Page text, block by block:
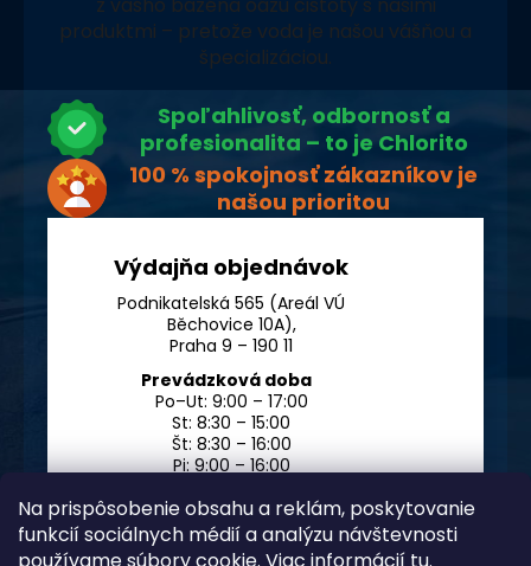
Na prispôsobenie obsahu a reklám, poskytovanie
funkcií sociálnych médií a analýzu návštevnosti
produktmi – pretože voda je našou vášňou a
špecializáciou.
Spoľahlivosť, odbornosť a
profesionalita – to je Chlorito
100 % spokojnosť zákazníkov je
našou prioritou
Výdajňa objednávok
Podnikatelská 565 (Areál VÚ
Běchovice 10A),
Praha 9 – 190 11
Prevádzková doba
Po–Ut: 9:00 – 17:00
St: 8:30 – 15:00
Št: 8:30 – 16:00
Pi: 9:00 – 16:00